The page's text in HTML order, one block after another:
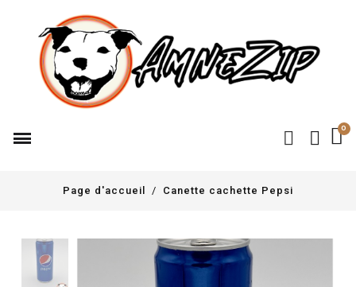
Page d'accueil Canette cachette Pepsi